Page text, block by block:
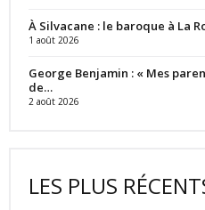
À Silvacane : le baroque à La
1 août 2026
George Benjamin : « Mes
de…
2 août 2026
LES PLUS